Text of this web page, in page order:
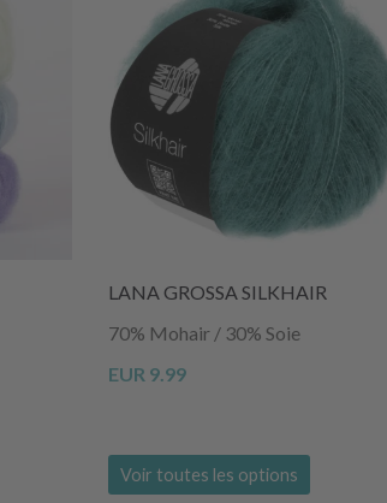
LANA GROSSA SILKHAIR
70% Mohair / 30% Soie
EUR 9.99
Voir toutes les options